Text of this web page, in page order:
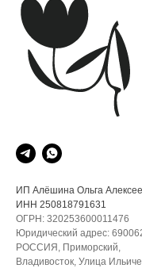
ИП Алёшина Ольга
ИНН 250818791631
ОГРН: 320253600011476
Юридический адрес:
РОССИЯ, Приморский,
Владивосток, Улица